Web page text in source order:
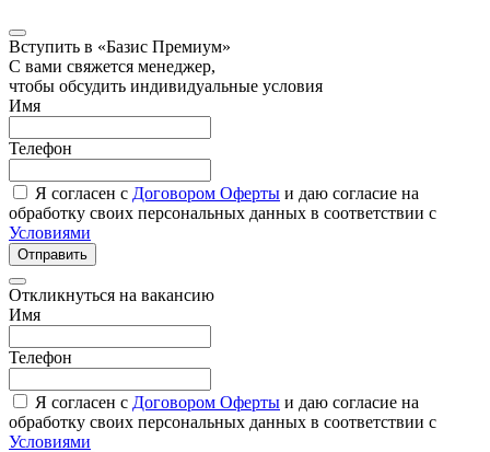
Вступить в «Базис Премиум»
С вами свяжется менеджер,
чтобы обсудить индивидуальные условия
Имя
Телефон
Я согласен с Договором Оферты и даю согласие на
обработку своих персональных данных в соответствии с
Условиями
Отправить
Откликнуться на вакансию
Имя
Телефон
Я согласен с Договором Оферты и даю согласие на
обработку своих персональных данных в соответствии с
Условиями